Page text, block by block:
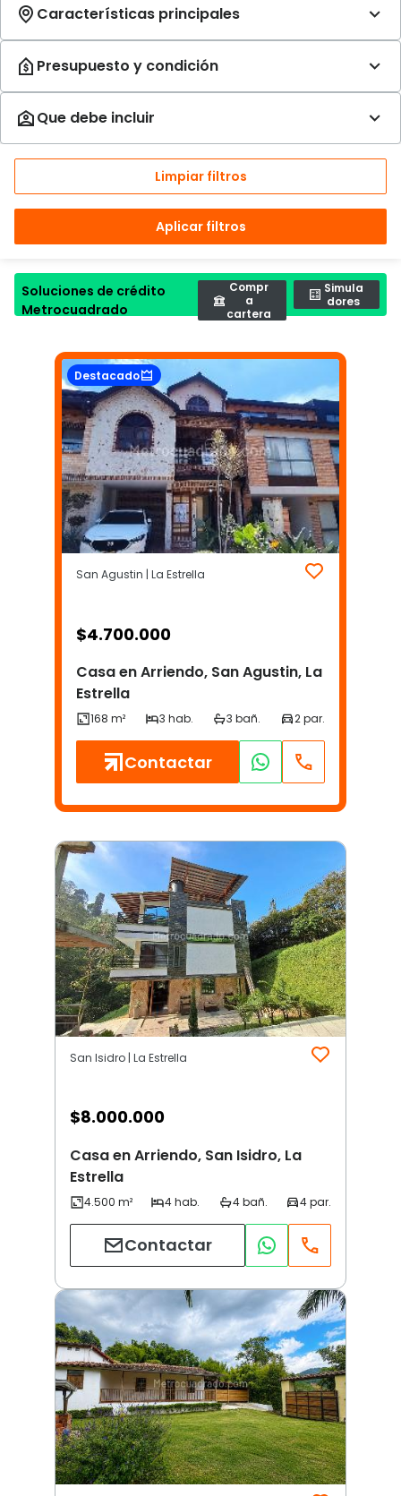
Limpiar filtros
Aplicar filtros
Soluciones de crédito
Metrocuadrado
Compr
a
cartera
Simula
dores
Destacado
San Agustin | La Estrella
$4.700.000
Casa en Arriendo, San Agustin, La
Estrella
Contactar
San Isidro | La Estrella
$8.000.000
Casa en Arriendo, San Isidro, La
Estrella
Contactar